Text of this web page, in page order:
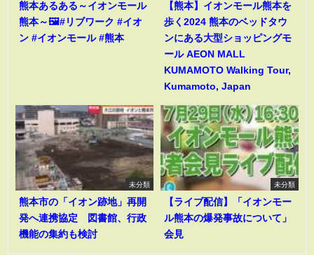
熊本あるある～イオンモール
熊本～🖼️#リブワーク #イオ
ン #イオンモール #熊本
【熊本】イオンモール熊本を
歩く2024 熊本のベッドタウ
ンにある大型ショッピングモ
ール AEON MALL
KUMAMOTO Walking Tour,
Kumamoto, Japan
未分類
熊本市の「イオン跡地」再開
発へ連携協定 図書館、行政
機能の集約も検討
未分類
【ライブ配信】「イオンモー
ル熊本の爆発事故について」
会見